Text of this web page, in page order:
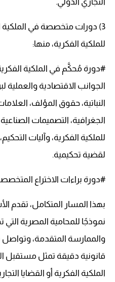
التجاري الدولي.
3) دورات متخصصة في الملكية
للملكية الفكرية، منها:
الجوانب الاقتصادية والعملية
النباتية، حقوق المؤلف،
الجغرافية، التصميمات
للملكية الفكرية، وآليات
لقضية تحكيمية.
#دورة براءات الاختراع
بهذا المسار المتكامل، تقدم
نموذجًا للمحامية المصرية التي
والممارسة المتقدمة،
قانونية دقيقة تمثل مستقبل
الملكية الفكرية أو القضايا